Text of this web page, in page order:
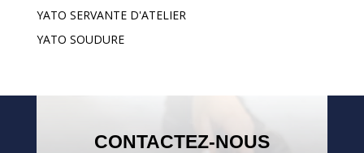
YATO SERVANTE D'ATELIER
YATO SOUDURE
CONTACTEZ-NOUS